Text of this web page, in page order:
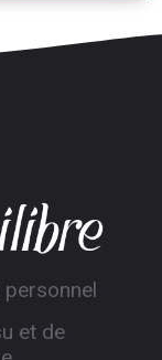
personnel
et de